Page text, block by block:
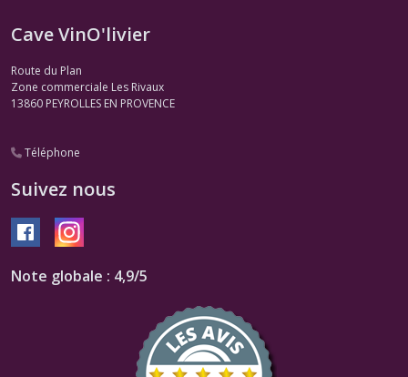
Cave VinO'livier
Route du Plan
Zone commerciale Les Rivaux
13860 PEYROLLES EN PROVENCE
Téléphone
Suivez nous
Note globale : 4,9/5